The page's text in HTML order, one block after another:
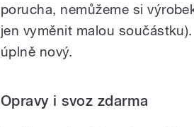
porucha, nemůžeme si
jen vyměnit malou
úplně nový.
Opravy i svoz zdarma